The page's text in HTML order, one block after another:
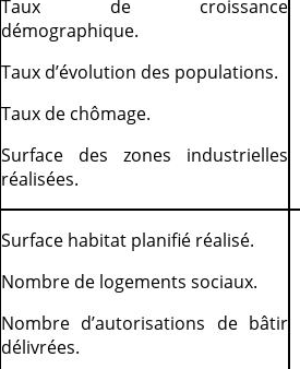
Taux de croissance
démographique.
Taux d’évolution des populations.
Taux de chômage.
Surface des zones industrielles
réalisées.
Surface habitat planifié réalisé.
Nombre de logements sociaux.
Nombre d’autorisations de bâtir
délivrées.